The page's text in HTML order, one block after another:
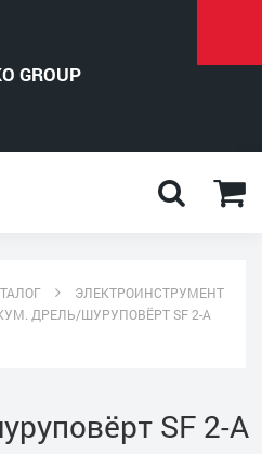
ЭЛЕКТРОИНСТРУМЕНТ
ДРЕЛЬ/ШУРУПОВЁРТ SF 2-A
SF 2-A